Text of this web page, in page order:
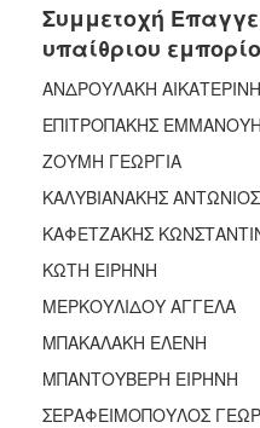
2017
2016
2015
2013
2012
2011
2010
2006
Συμμετοχή
υπαίθριου
ΑΝΔΡΟΥΛΑΚΗ ΑΙΚΑΤΕΡΙΝΗ
ΕΠΙΤΡΟΠΑΚΗΣ
ΖΟΥΜΗ ΓΕΩΡΓΙΑ
ΚΑΛΥΒΙΑΝΑΚΗΣ ΑΝΤΩΝΙΟΣ
ΚΑΦΕΤΖΑΚΗΣ
ΚΩΤΗ ΕΙΡΗΝΗ
ΜΕΡΚΟΥΛΙΔΟΥ ΑΓΓΕΛΑ
ΜΠΑΚΑΛΑΚΗ ΕΛΕΝΗ
ΜΠΑΝΤΟΥΒΕΡΗ ΕΙΡΗΝΗ
ΣΕΡΑΦΕΙΜΟΠΟΥΛΟΣ